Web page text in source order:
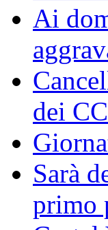
Ai
dei
Sarà
primo